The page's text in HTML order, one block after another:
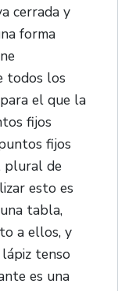
cerrada y
forma
todos los
el que la
fijos
fijos
plural de
esto es
tabla,
a ellos, y
tenso
es una